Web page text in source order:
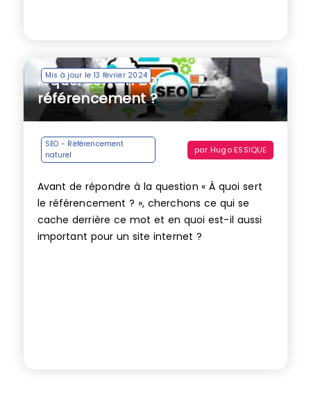
Mis à jour le 13 février 2024
À quoi sert un bon
référencement ?
SEO - Référencement
naturel
par Hugo ESSIQUE
Avant de répondre à la question « À quoi sert
le référencement ? », cherchons ce qui se
cache derrière ce mot et en quoi est-il aussi
important pour un site internet ?